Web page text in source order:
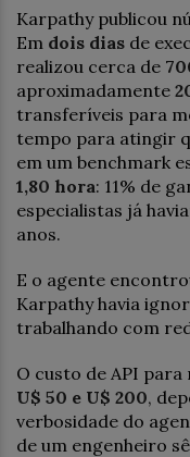
Karpathy publicou
Em dois dias de
realizou cerca de
aproximadamente
transferíveis para
tempo para atingir
em um benchmark
1,80 hora: 11% de
especialistas já
anos.
E o agente
Karpathy havia
trabalhando com
O custo de API
U$ 50 e U$ 200,
verbosidade do
de um engenheiro